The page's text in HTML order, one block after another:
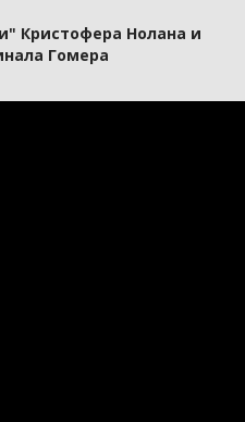
Кристофера Нолана и
Гомера